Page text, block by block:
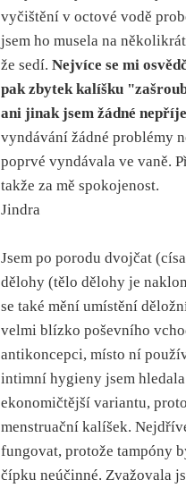
vyčištění v octové vodě
jsem ho musela na
že sedí. Nejvíce se mi
pak zbytek kalíšku
ani jinak jsem žádné
vyndávání žádné problémy
poprvé vyndávala ve vaně.
takže za mě spokojenost.
Jindra
Jsem po porodu dvojčat
dělohy (tělo dělohy je
se také mění umístění
velmi blízko poševního
antikoncepci, místo ní
intimní hygieny jsem
ekonomičtější variantu,
menstruační kalíšek.
fungovat, protože tampóny
čípku neúčinné. Zvažovala